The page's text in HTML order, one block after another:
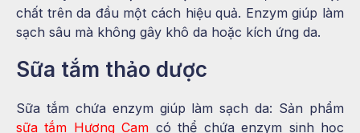
chất trên da đầu một cách hiệu quả. Enzym giúp làm
sạch sâu mà không gây khô da hoặc kích ứng da.
Sữa tắm thảo dược
Sữa tắm chứa enzym giúp làm sạch da: Sản phẩm
sữa tắm Hương Cam có thể chứa enzym sinh học